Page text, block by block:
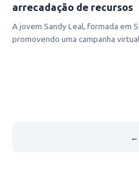
arrecadação de recursos
A jovem Sandy Leal, formada em
promovendo uma campanha
←